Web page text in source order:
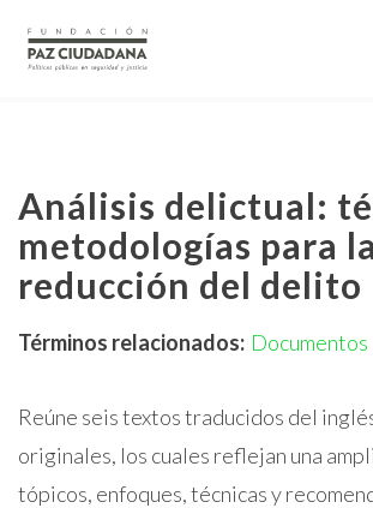
Análisis delictual:
metodologías para la
reducción del delito
Términos relacionados: Documentos
Reúne seis textos traducidos del
originales, los cuales reflejan una
tópicos, enfoques, técnicas y